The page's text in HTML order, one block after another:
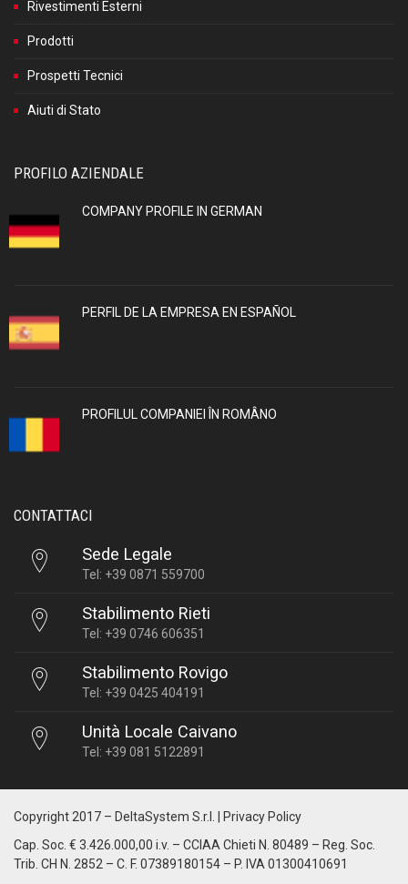
Rivestimenti Esterni
Prodotti
Prospetti Tecnici
Aiuti di Stato
PROFILO AZIENDALE
COMPANY PROFILE IN GERMAN
PERFIL DE LA EMPRESA EN ESPAÑOL
PROFILUL COMPANIEI ÎN ROMÂNO
CONTATTACI
Sede Legale
Tel: +39 0871 559700
Stabilimento Rieti
Tel: +39 0746 606351
Stabilimento Rovigo
Tel: +39 0425 404191
Unità Locale Caivano
Tel: +39 081 5122891
Copyright 2017 – DeltaSystem S.r.l.
Privacy Policy
Cap. Soc. € 3.426.000,00 i.v. – CCIAA Chieti N. 80489 – Reg. Soc.
Trib. CH N. 2852 – C. F. 07389180154 – P. IVA 01300410691